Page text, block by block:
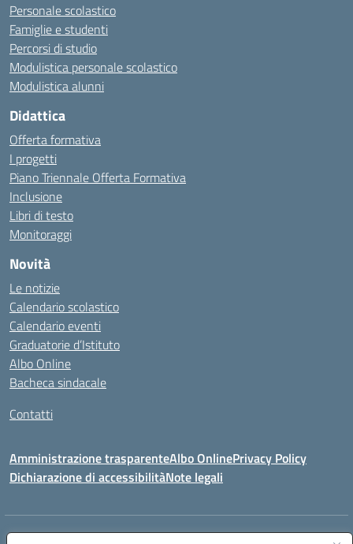
Personale scolastico
Famiglie e studenti
Percorsi di studio
Modulistica personale scolastico
Modulistica alunni
Didattica
Offerta formativa
I progetti
Piano Triennale Offerta Formativa
Inclusione
Libri di testo
Monitoraggi
Novità
Le notizie
Calendario scolastico
Calendario eventi
Graduatorie d’Istituto
Albo Online
Bacheca sindacale
Contatti
Amministrazione trasparenteAlbo OnlinePrivacy Policy
Dichiarazione di accessibilitàNote legali
Indirizzo: